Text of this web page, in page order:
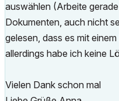
auswählen (Arbeite
Dokumenten, auch nicht
gelesen, dass es mit
allerdings habe ich keine
Vielen Dank schon mal